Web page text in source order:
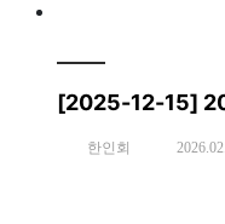
[2025-12-15]
한인회